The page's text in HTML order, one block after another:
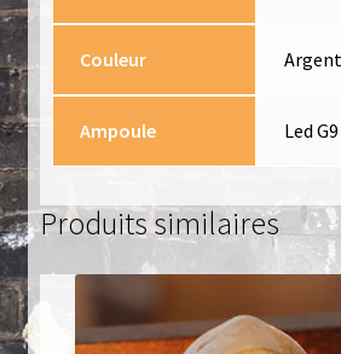
Couleur
Ampoule Led G9
Produits similaires